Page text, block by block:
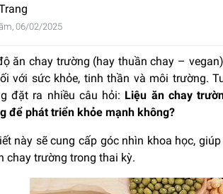
06/02/2025
ăn chay trường (hay thuần chay –
với sức khỏe, tinh thần và môi trường.
đặt ra nhiều câu hỏi: Liệu ăn chay
để phát triển khỏe mạnh không?
này sẽ cung cấp góc nhìn khoa học,
chay trường trong thai kỳ.